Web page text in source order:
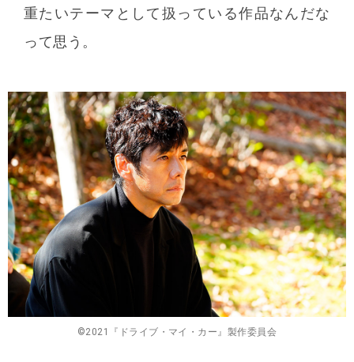
重たいテーマとして扱っている作品なんだな
って思う。
©️2021『ドライブ・マイ・カー』製作委員会